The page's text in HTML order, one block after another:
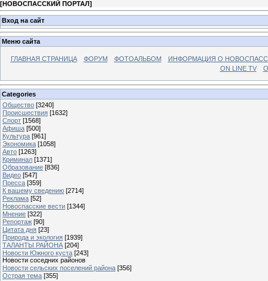
[НОВОСПАССКИЙ ПОРТАЛ]
Вход на сайт
Меню сайта
ГЛАВНАЯ СТРАНИЦА ФОРУМ ФОТОАЛЬБОМ
ИНФОРМАЦИЯ О
ON LINE TV
Categories
Общество [3240]
Происшествия [1632]
Спорт [1568]
Афиша [500]
Культура [961]
Экономика [1058]
Авто [1263]
Криминал [1371]
Образование [836]
Видео [547]
Пресса [359]
К вашему сведению [2714]
Реклама [52]
Новоспасские вести [1344]
Мнение [322]
Репортаж [90]
Цитата дня [23]
Природа и экология [1939]
ТАЛАНТЫ РАЙОНА [204]
Новости Южного куста [243]
Новости соседних районов
Новости сельских поселений района [356]
Острая тема [355]